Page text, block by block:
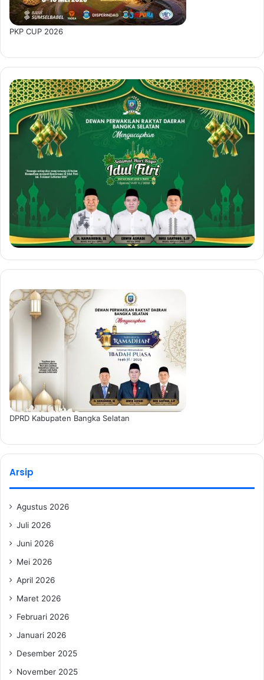
PKP CUP 2026
DPRD Kabupaten Bangka Selatan
Arsip
Agustus 2026
Juli 2026
Juni 2026
Mei 2026
April 2026
Maret 2026
Februari 2026
Januari 2026
Desember 2025
November 2025